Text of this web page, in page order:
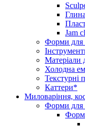
Jam
Форми для
Матеріали
Холодна
Текстурні
Каттери*
Миловаріння,
Форми для